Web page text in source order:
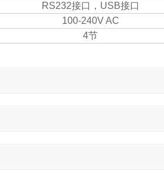
RS232接口，USB接口
100-240V AC
4节